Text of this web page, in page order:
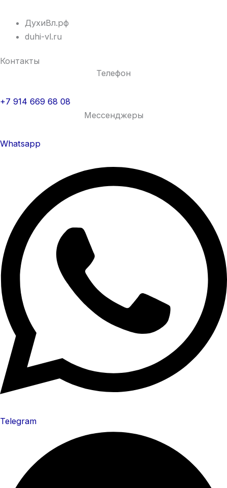
ДухиВл.рф
duhi-vl.ru
Контакты
Телефон
+7 914 669 68 08
Мессенджеры
Whatsapp
Telegram